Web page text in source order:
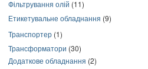
Фільтрування олій (11)
Етикетувальне обладнання (9)
Транспортер (1)
Трансформатори (30)
Додаткове обладнання (2)